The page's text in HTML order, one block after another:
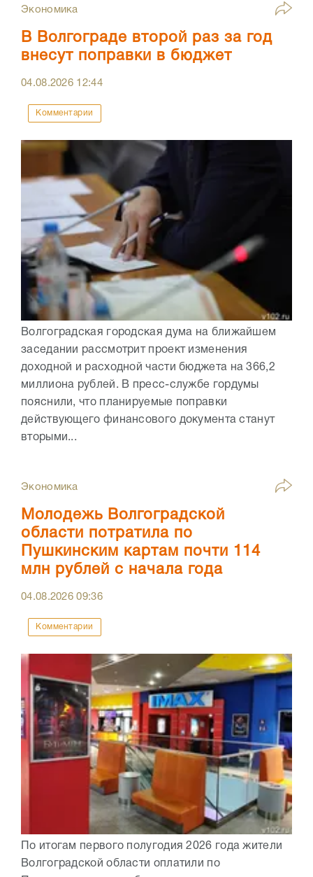
Экономика
В Волгограде второй раз за год
внесут поправки в бюджет
04.08.2026 12:44
Комментарии
Волгоградская городская дума на ближайшем
заседании рассмотрит проект изменения
доходной и расходной части бюджета на 366,2
миллиона рублей. В пресс-службе гордумы
пояснили, что планируемые поправки
действующего финансового документа станут
вторыми...
Экономика
Молодежь Волгоградской
области потратила по
Пушкинским картам почти 114
млн рублей с начала года
04.08.202609:36
Комментарии
По итогам первого полугодия 2026 года жители
Волгоградской области оплатили по